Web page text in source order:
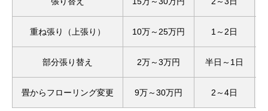
重ね張り（上張り） 10万～25万円 1～2日
部分張り替え 2万～3万円 半日～1日
畳からフローリング変更 9万～30万円 2～4日